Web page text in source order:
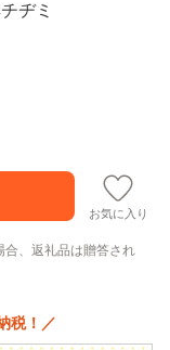
ヂミ
お気に入り
合、返礼品は贈答され
税！／